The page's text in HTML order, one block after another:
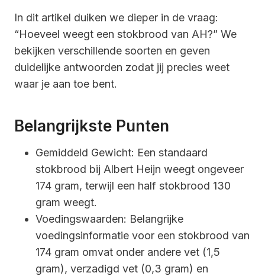
In dit artikel duiken we dieper in de vraag:
“Hoeveel weegt een stokbrood van AH?” We
bekijken verschillende soorten en geven
duidelijke antwoorden zodat jij precies weet
waar je aan toe bent.
Belangrijkste Punten
Gemiddeld Gewicht: Een standaard
stokbrood bij Albert Heijn weegt ongeveer
174 gram, terwijl een half stokbrood 130
gram weegt.
Voedingswaarden: Belangrijke
voedingsinformatie voor een stokbrood van
174 gram omvat onder andere vet (1,5
gram), verzadigd vet (0,3 gram) en